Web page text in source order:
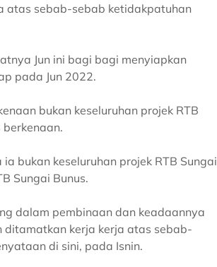
atas sebab-sebab ketidakpatuhan
Jun ini bagi bagi menyiapkan
pada Jun 2022.
bukan keseluruhan projek RTB
bukan keseluruhan projek RTB Sungai
Sungai Bunus.
dalam pembinaan dan keadaannya
kerja kerja atas sebab-
di sini, pada Isnin.